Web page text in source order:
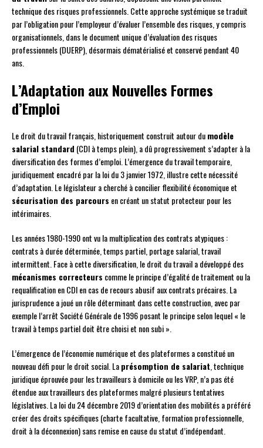
technique des risques professionnels. Cette approche systémique se traduit
par l’obligation pour l’employeur d’évaluer l’ensemble des risques, y compris
organisationnels, dans le document unique d’évaluation des risques
professionnels (DUERP), désormais dématérialisé et conservé pendant 40
ans.
L’Adaptation aux Nouvelles Formes
d’Emploi
Le droit du travail français, historiquement construit autour dumodèle
salarial standard (CDI à temps plein), a dû progressivement s’adapter à la
diversification des formes d’emploi. L’émergence du travail temporaire,
juridiquement encadré par la loi du 3 janvier 1972, illustre cette nécessité
d’adaptation. Le législateur a cherché à concilier flexibilité économique et
sécurisation des parcours en créant un statut protecteur pour les
intérimaires.
Les années 1980-1990 ont vu la multiplication des contrats atypiques :
contrats à durée déterminée, temps partiel, portage salarial, travail
intermittent. Face à cette diversification, le droit du travail a développé des
mécanismes correcteurs comme le principe d’égalité de traitement ou la
requalification en CDI en cas de recours abusif aux contrats précaires. La
jurisprudence a joué un rôle déterminant dans cette construction, avec par
exemple l’arrêt Société Générale de 1996 posant le principe selon lequel « le
travail à temps partiel doit être choisi et non subi ».
L’émergence de l’économie numérique et des plateformes a constitué un
nouveau défi pour le droit social. Laprésomption de salariat , technique
juridique éprouvée pour les travailleurs à domicile ou les VRP, n’a pas été
étendue aux travailleurs des plateformes malgré plusieurs tentatives
législatives. La loi du 24 décembre 2019 d’orientation des mobilités a préféré
créer des droits spécifiques (charte facultative, formation professionnelle,
droit à la déconnexion) sans remise en cause du statut d’indépendant.